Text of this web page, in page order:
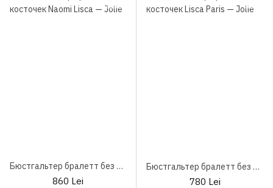
Бюстгальтер бралетт без косточек Naomi Lisca
860 Lei
Бюстгальтер бралетт без косточек Lisca Paris
780 Lei